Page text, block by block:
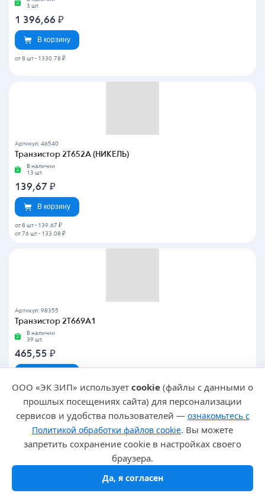
3 шт.
1 396,66 ₽
В корзину
от 8 шт - 1330.78 ₽
Артикул: 46540
Транзистор 2Т652А (НИКЕЛЬ)
В наличии
13 шт.
139,67 ₽
В корзину
от 8 шт - 139.67 ₽
от 76 шт - 133.08 ₽
Артикул: 98355
Транзистор 2Т669А1
В наличии
39 шт.
465,55 ₽
от 3 шт
465.55 ₽
от 23 шт- 443.59 ₽
ООО «ЭК ЗИП» использует cookie (файлы с данными о
прошлых посещениях сайта) для персонализации
сервисов и удобства пользователей — ознакомьтесь с
Политикой обработки файлов cookie. Вы можете
запретить сохранение cookie в настройках своего
браузера.
Да, я согласен